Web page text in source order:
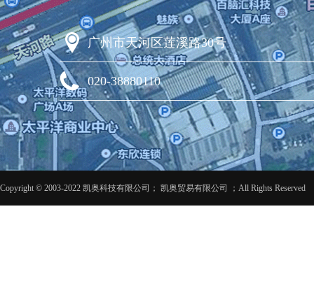
广州市天河区莲溪路30号
020-38880110
Copyright © 2003-2022 凯奥科技有限公司； 凯奥贸易有限公司 ；All Rights Reserved